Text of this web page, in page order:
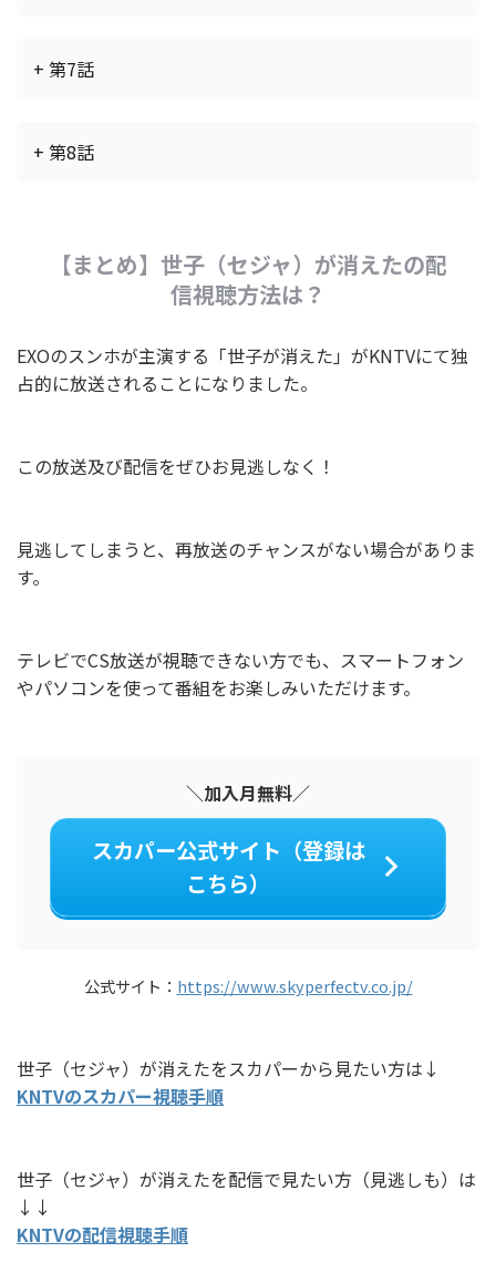
+ 第7話
+ 第8話
【まとめ】世子（セジャ）が消えたの配
信視聴方法は？
EXOのスンホが主演する「世子が消えた」がKNTVにて独
占的に放送されることになりました。
この放送及び配信をぜひお見逃しなく！
見逃してしまうと、再放送のチャンスがない場合がありま
す。
テレビでCS放送が視聴できない方でも、スマートフォン
やパソコンを使って番組をお楽しみいただけます。
＼加入月無料／
スカパー公式サイト（登録は
こちら）
公式サイト： https://www.skyperfectv.co.jp/
世子（セジャ）が消えたをスカパーから見たい方は↓
KNTVのスカパー視聴手順
世子（セジャ）が消えたを配信で見たい方（見逃しも）は
↓↓
KNTVの配信視聴手順